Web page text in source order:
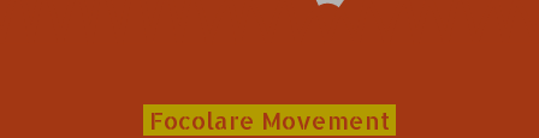
Focolare Movement